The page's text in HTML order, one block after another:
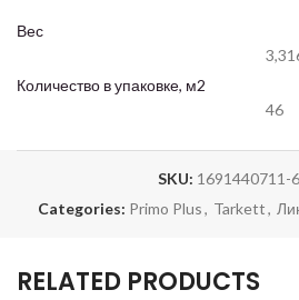
Вес
Количество в упаковке, м2
46
SKU: 1691440711-
Categories: Primo Plus, Tarkett,
RELATED PRODUCTS